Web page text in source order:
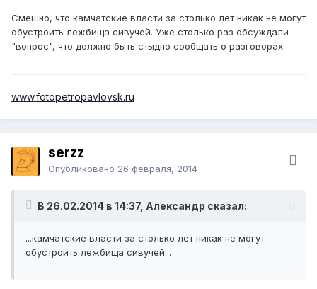
Смешно, что камчатские власти за столько лет никак не могут
обустроить лежбища сивучей. Уже столько раз обсуждали
"вопрос", что должно быть стыдно сообщать о разговорах.
www.fotopetropavlovsk.ru
serzz
Опубликовано 26 февраля, 2014
В 26.02.2014 в 14:37, Александр сказал:
...камчатские власти за столько лет никак не могут
обустроить лежбища сивучей...